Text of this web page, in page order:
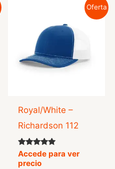
Oferta
Royal/White –
Richardson 112
Valorado
con
5.00
Accede para ver
precio